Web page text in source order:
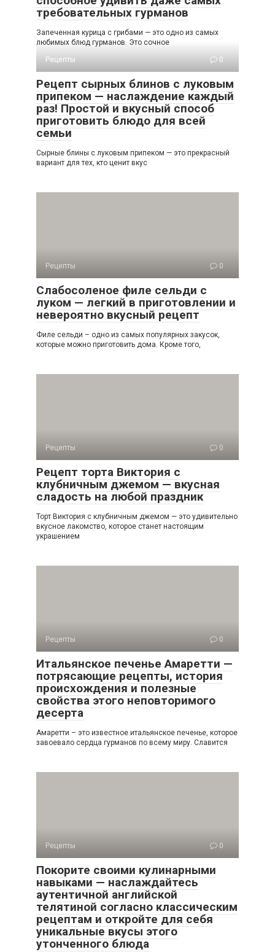
требовательных гурманов
Запеченная курица с грибами — это одно из самых
любимых блюд гурманов. Это сочное
Рецепты
0
Рецепт сырных блинов с луковым
припеком — наслаждение каждый
раз! Простой и вкусный способ
приготовить блюдо для всей
семьи
Сырные блины с луковым припеком — это прекрасный
вариант для тех, кто ценит вкус
Рецепты 0
Слабосоленое филе сельди с
луком — легкий в приготовлении и
невероятно вкусный рецепт
Филе сельди – одно из самых популярных закусок,
которые можно приготовить дома. Кроме того,
Рецепты 0
Рецепт торта Виктория с
клубничным джемом — вкусная
сладость на любой праздник
Торт Виктория с клубничным джемом — это удивительно
вкусное лакомство, которое станет настоящим
украшением
Рецепты 0
Итальянское печенье Амаретти —
потрясающие рецепты, история
происхождения и полезные
свойства этого неповторимого
десерта
Амаретти – это известное итальянское печенье, которое
завоевало сердца гурманов по всему миру. Славится
Рецепты 0
Покорите своими кулинарными
навыками — наслаждайтесь
аутентичной английской
телятиной согласно классическим
рецептам и откройте для себя
уникальные вкусы этого
утонченного блюда